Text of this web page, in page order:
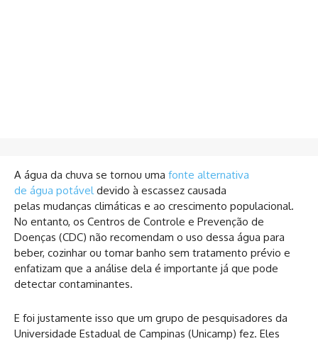
A água da chuva se tornou uma fonte alternativa
de água potável devido à escassez causada
pelas mudanças climáticas e ao crescimento populacional.
No entanto, os Centros de Controle e Prevenção de
Doenças (CDC) não recomendam o uso dessa água para
beber, cozinhar ou tomar banho sem tratamento prévio e
enfatizam que a análise dela é importante já que pode
detectar contaminantes.
E foi justamente isso que um grupo de pesquisadores da
Universidade Estadual de Campinas (Unicamp) fez. Eles